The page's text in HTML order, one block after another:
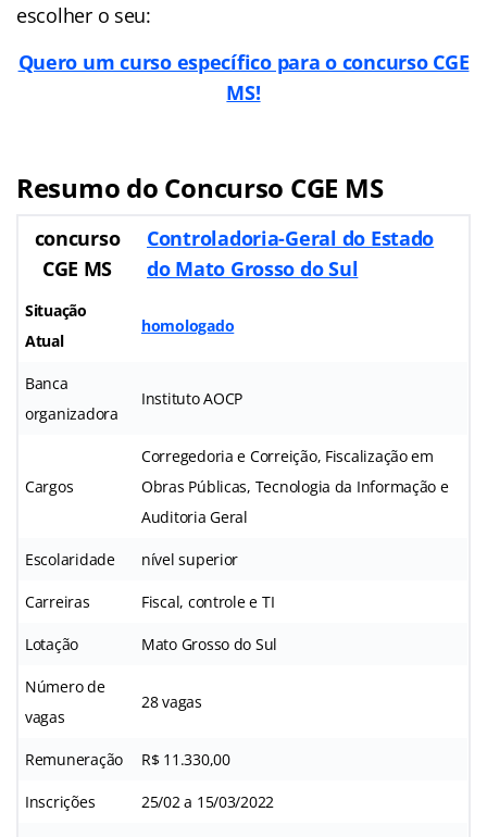
escolher o seu:
Quero um curso específico para o concurso CGE
MS!
Resumo do Concurso CGE MS
concurso
CGE MS
Controladoria-Geral do Estado
do Mato Grosso do Sul
Situação
Atual
homologado
Banca
organizadora
Instituto AOCP
Cargos
Corregedoria e Correição, Fiscalização em
Obras Públicas, Tecnologia da Informação e
Auditoria Geral
Escolaridade nível superior
Carreiras Fiscal, controle e TI
Lotação Mato Grosso do Sul
Número de
vagas
28 vagas
Remuneração R$ 11.330,00
Inscrições 25/02 a 15/03/2022